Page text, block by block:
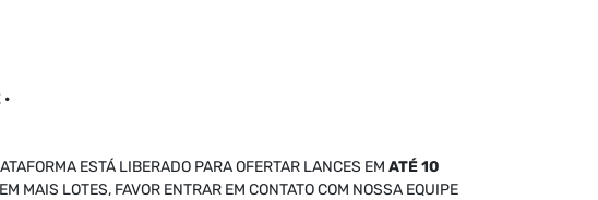
ESTÁ LIBERADO PARA OFERTAR LANCES EM ATÉ 10
MAIS LOTES, FAVOR ENTRAR EM CONTATO COM NOSSA EQUIPE